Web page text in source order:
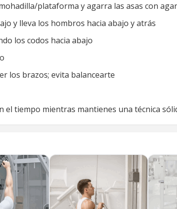
plataforma y agarra las asas con
y lleva los hombros hacia abajo y atrás
los codos hacia abajo
los brazos; evita balancearte
el tiempo mientras mantienes una técnica